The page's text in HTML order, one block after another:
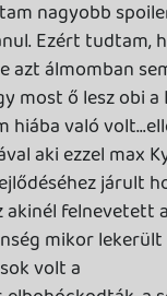
pedig szegény már
talán kihagyhatták volna.
sem nagy mester,
le így. Még csak egy
szinte. Belőle is jó
nem basszák el.
nem hiszem, hogy copy
biztonságra ment.
a hardcore fanok
egy nagyon korrekt,
nem tartalmazó filmet.
jobban tetszett és
van az eredeti trilógiával.